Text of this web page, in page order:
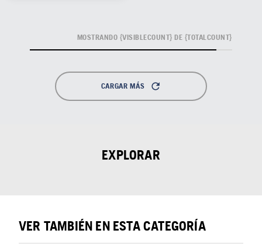
CARGAR MÁS
MOSTRANDO {VISIBLECOUNT} DE {TOTALCOUNT}
EXPLORAR
VER TAMBIÉN EN ESTA CATEGORÍA